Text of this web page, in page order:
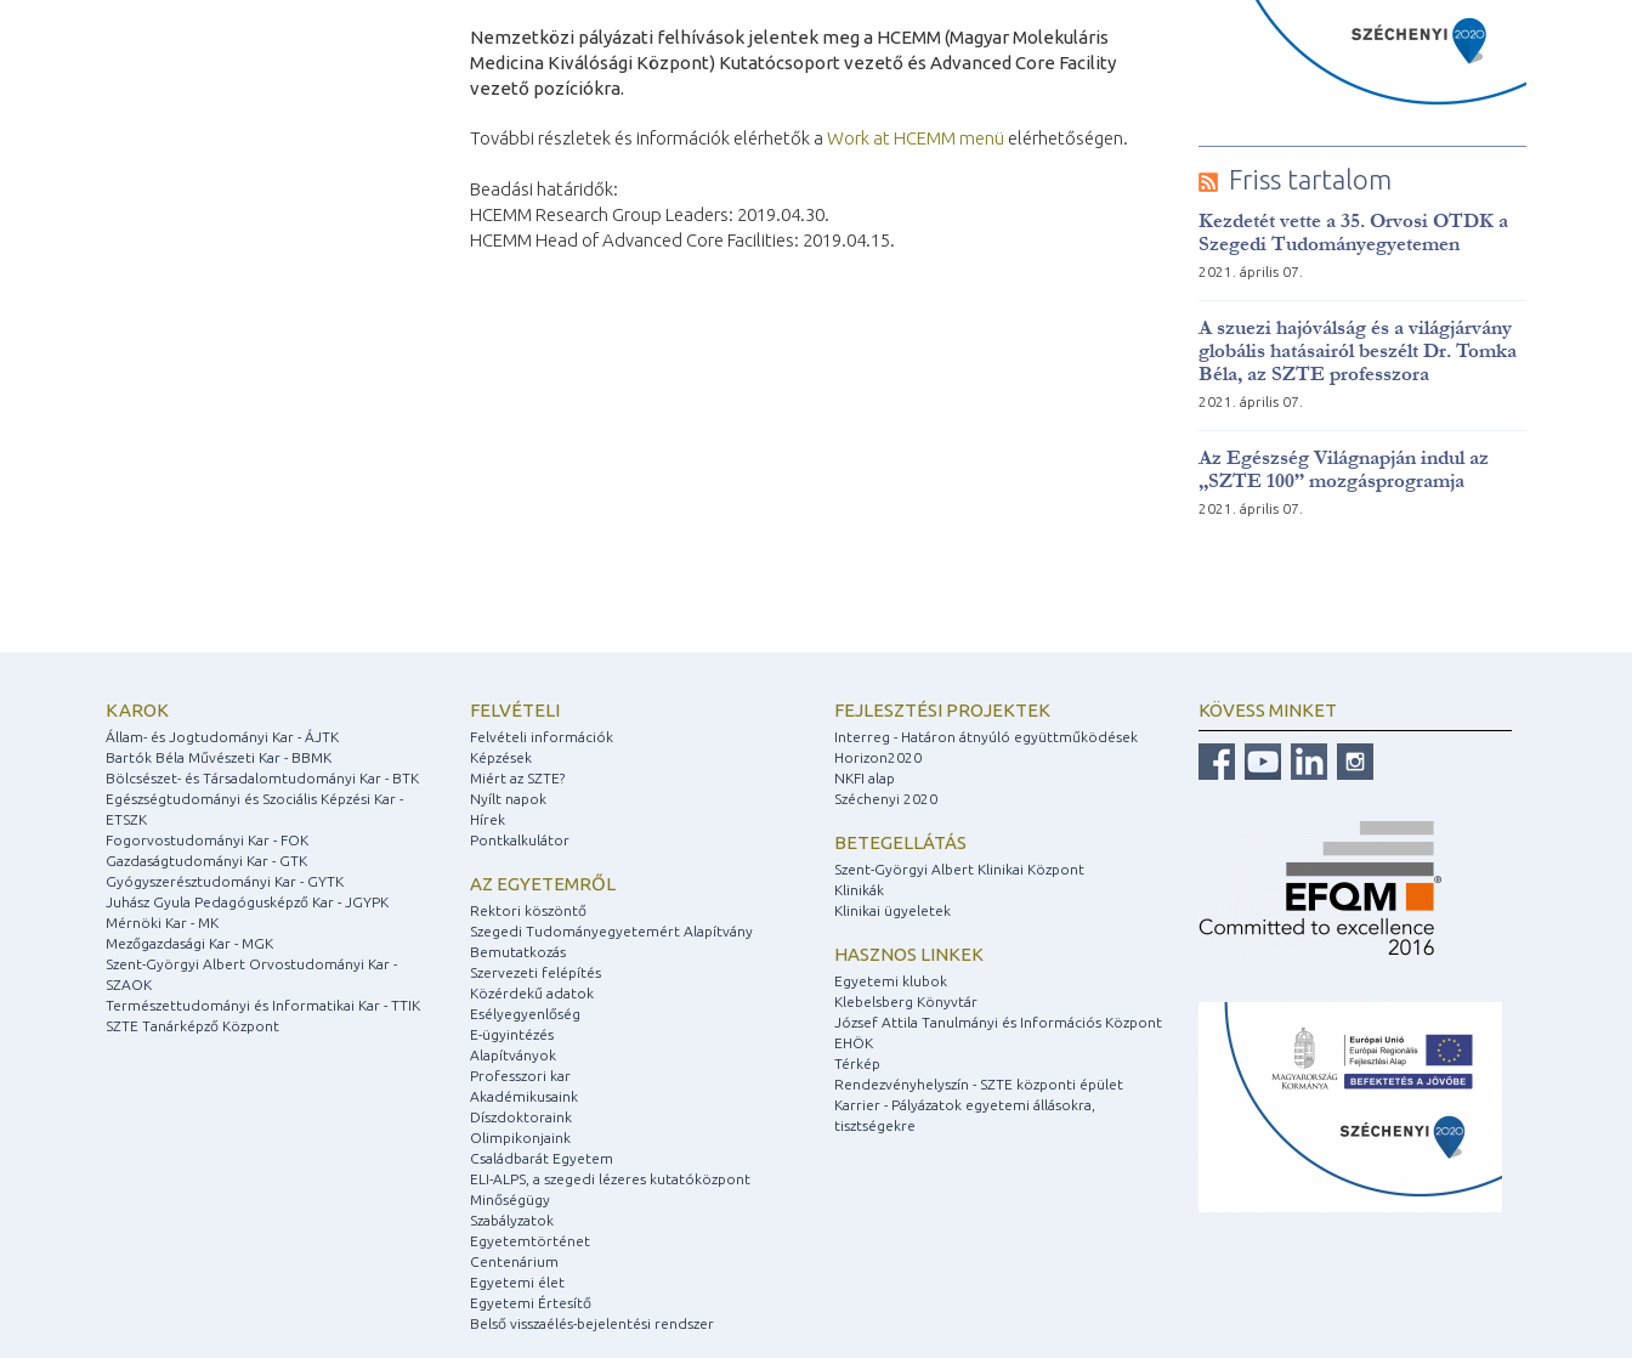
Nemzetközi pályázati felhívások jelentek meg a HCEMM (Magyar Molekuláris
Medicina Kiválósági Központ) Kutatócsoport vezető és Advanced Core Facility
vezető pozíciókra.
További részletek és információk elérhetők a Work at HCEMM menü elérhetőségen.
Beadási határidők:
HCEMM Research Group Leaders: 2019.04.30.
HCEMM Head of Advanced Core Facilities: 2019.04.15.
Friss tartalom
Kezdetét vette a 35. Orvosi OTDK a
Szegedi Tudományegyetemen
2021. április 07.
A szuezi hajóválság és a világjárvány
globális hatásairól beszélt Dr. Tomka
Béla, az SZTE professzora
2021. április 07.
Az Egészség Világnapján indul az
„SZTE 100” mozgásprogramja
2021. április 07.
KAROK
Állam- és Jogtudományi Kar - ÁJTK
Bartók Béla Művészeti Kar - BBMK
Bölcsészet- és Társadalomtudományi Kar - BTK
Egészségtudományi és Szociális Képzési Kar -
ETSZK
Fogorvostudományi Kar - FOK
Gazdaságtudományi Kar - GTK
Gyógyszerésztudományi Kar - GYTK
Juhász Gyula Pedagógusképző Kar - JGYPK
Mérnöki Kar - MK
Mezőgazdasági Kar - MGK
Szent-Györgyi Albert Orvostudományi Kar -
SZAOK
Természettudományi és Informatikai Kar - TTIK
SZTE Tanárképző Központ
FELVÉTELI
Felvételi információk
Képzések
Miért az SZTE?
Nyílt napok
Hírek
Pontkalkulátor
AZ EGYETEMRŐL
Rektori köszöntő
Szegedi Tudományegyetemért Alapítvány
Bemutatkozás
Szervezeti felépítés
Közérdekű adatok
Esélyegyenlőség
E-ügyintézés
Alapítványok
Professzori kar
Akadémikusaink
Díszdoktoraink
Olimpikonjaink
Családbarát Egyetem
ELI-ALPS, a szegedi lézeres kutatóközpont
Minőségügy
Szabályzatok
Egyetemtörténet
Centenárium
Egyetemi élet
Egyetemi Értesítő
Belső visszaélés-bejelentési rendszer
FEJLESZTÉSI PROJEKTEK
Interreg - Határon átnyúló együttműködések
Horizon2020
NKFI alap
Széchenyi 2020
BETEGELLÁTÁS
Szent-Györgyi Albert Klinikai Központ
Klinikák
Klinikai ügyeletek
HASZNOS LINKEK
Egyetemi klubok
Klebelsberg Könyvtár
József Attila Tanulmányi és Információs Központ
EHÖK
Térkép
Rendezvényhelyszín - SZTE központi épület
Karrier - Pályázatok egyetemi állásokra,
tisztségekre
KÖVESS MINKET